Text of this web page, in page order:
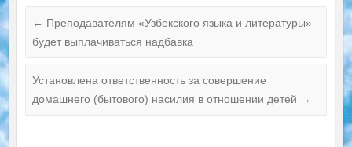
← Преподавателям «Узбекского языка и литературы»
будет выплачиваться надбавка
Установлена ответственность за совершение
домашнего (бытового) насилия в отношении детей →